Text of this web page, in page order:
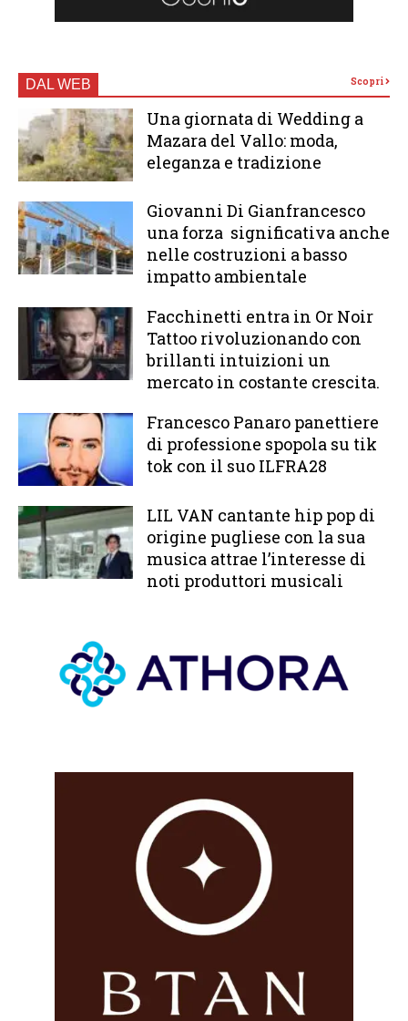
DAL WEB Scopri
Una giornata di Wedding a
Mazara del Vallo: moda,
eleganza e tradizione
Giovanni Di Gianfrancesco
una forza significativa anche
nelle costruzioni a basso
impatto ambientale
Facchinetti entra in Or Noir
Tattoo rivoluzionando con
brillanti intuizioni un
mercato in costante crescita.
Francesco Panaro panettiere
di professione spopola su tik
tok con il suo ILFRA28
LIL VAN cantante hip pop di
origine pugliese con la sua
musica attrae l’interesse di
noti produttori musicali